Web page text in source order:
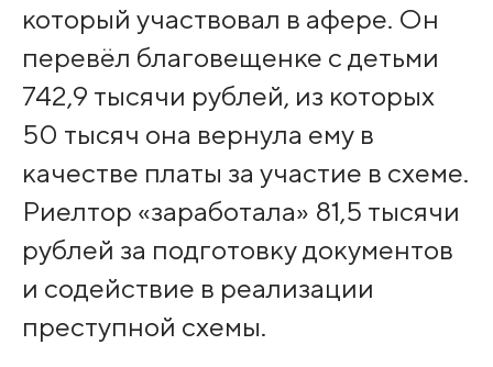
который участвовал в афере. Он
перевёл благовещенке с детьми
742,9 тысячи рублей, из которых
50 тысяч она вернула ему в
качестве платы за участие в схеме.
Риелтор «заработала» 81,5 тысячи
рублей за подготовку документов
и содействие в реализации
преступной схемы.